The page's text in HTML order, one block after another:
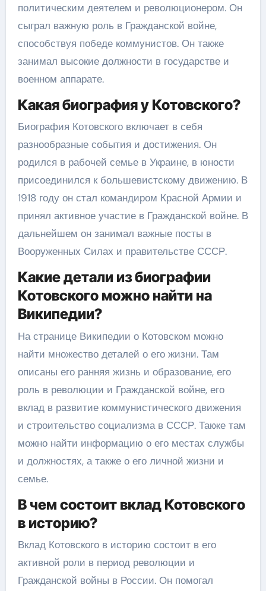
политическим деятелем и революционером. Он
сыграл важную роль в Гражданской войне,
способствуя победе коммунистов. Он также
занимал высокие должности в государстве и
военном аппарате.
Какая биография у Котовского?
Биография Котовского включает в себя
разнообразные события и достижения. Он
родился в рабочей семье в Украине, в юности
присоединился к большевистскому движению. В
1918 году он стал командиром Красной Армии и
принял активное участие в Гражданской войне. В
дальнейшем он занимал важные посты в
Вооруженных Силах и правительстве СССР.
Какие детали из биографии
Котовского можно найти на
Википедии?
На странице Википедии о Котовском можно
найти множество деталей о его жизни. Там
описаны его ранняя жизнь и образование, его
роль в революции и Гражданской войне, его
вклад в развитие коммунистического движения
и строительство социализма в СССР. Также там
можно найти информацию о его местах службы
и должностях, а также о его личной жизни и
семье.
В чем состоит вклад Котовского
в историю?
Вклад Котовского в историю состоит в его
активной роли в период революции и
Гражданской войны в России. Он помогал